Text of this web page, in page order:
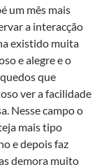
um mês mais
a interacção
existido muita
e alegre e o
que
ver a facilidade
Nesse campo o
mais tipo
e depois faz
demora muito